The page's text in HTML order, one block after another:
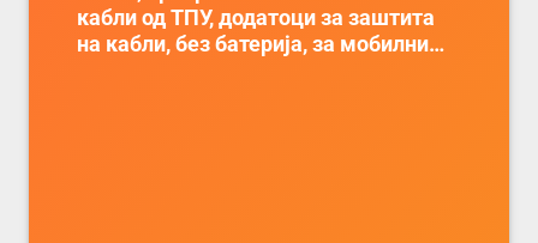
кабли од ТПУ, додатоци за заштита
на кабли, без батерија, за мобилни